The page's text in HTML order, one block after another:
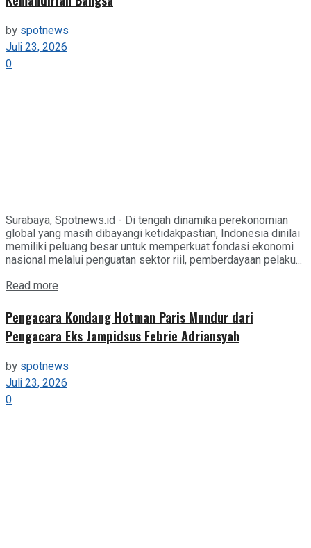
byspotnews
Juli 23, 2026
0
Surabaya, Spotnews.id - Di tengah dinamika perekonomian
global yang masih dibayangi ketidakpastian, Indonesia dinilai
memiliki peluang besar untuk memperkuat fondasi ekonomi
nasional melalui penguatan sektor riil, pemberdayaan pelaku...
Read more
Pengacara Kondang Hotman Paris Mundur dari
Pengacara Eks Jampidsus Febrie Adriansyah
by spotnews
Juli 23, 2026
0